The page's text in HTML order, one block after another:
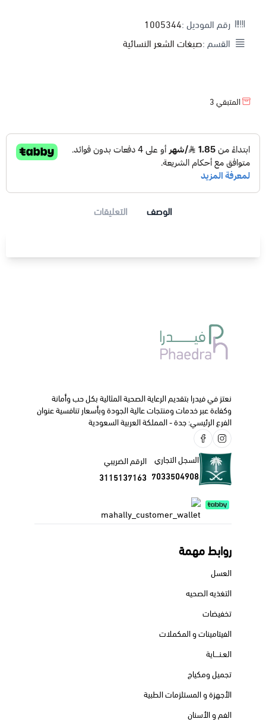
رقم الموديل :1005344
القسم :صبغات الشعر النسائية
المتبقي3
الوصف التعليقات
نعتز في فيدرا بتقديم الرعاية الصحية المثالية بكل حب وأمانة
وكفاءة عبر خدمات ومنتجات عالية الجودة وبأسعار تنافسية عنوان
الفرع الرئيسي: جدة - المملكة العربية السعودية
السجل التجاري
7033504908
الرقم الضريبي
3115137163
روابط مهمة
العسل
التغذيه الصحيه
تخفيضات
الفيتامينات و المكملات
العـنــــاية
تجميل ومكياج
الأجهزة و المستلزمات الطبية
الفم و الأسنان